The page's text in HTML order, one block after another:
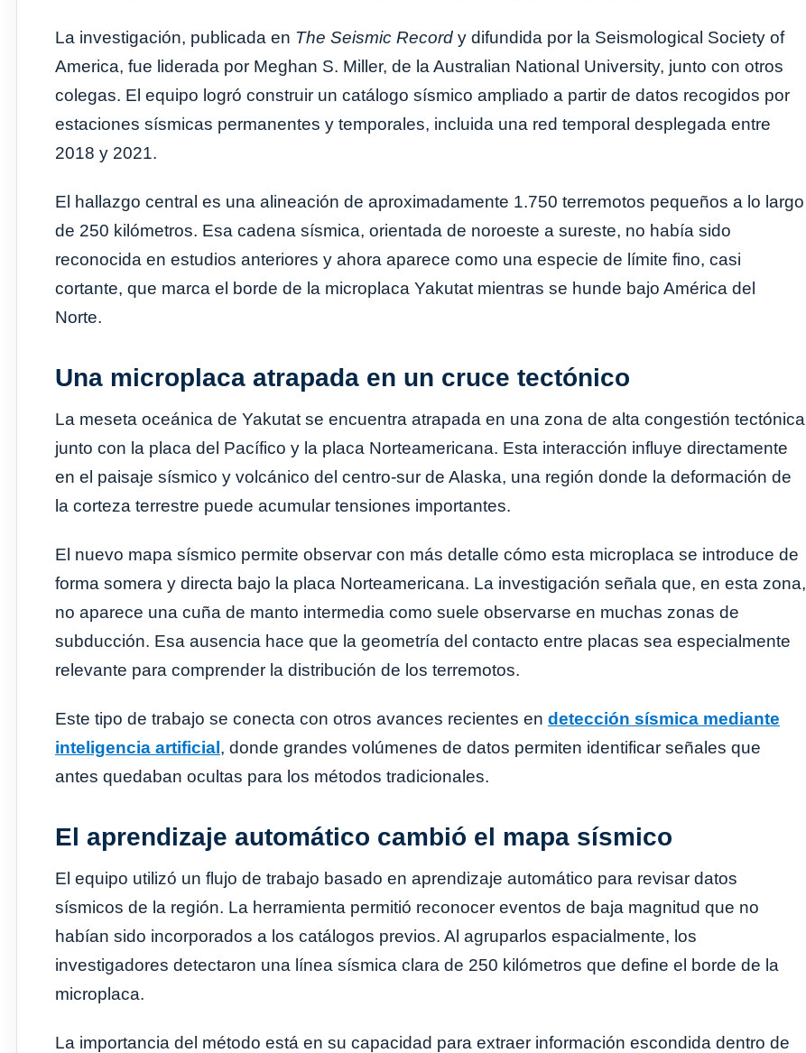
La investigación, publicada en The Seismic Record y difundida por la Seismological Society of
America, fue liderada por Meghan S. Miller, de la Australian National University, junto con otros
colegas. El equipo logró construir un catálogo sísmico ampliado a partir de datos recogidos por
estaciones sísmicas permanentes y temporales, incluida una red temporal desplegada entre
2018 y 2021.
El hallazgo central es una alineación de aproximadamente 1.750 terremotos pequeños a lo largo
de 250 kilómetros. Esa cadena sísmica, orientada de noroeste a sureste, no había sido
reconocida en estudios anteriores y ahora aparece como una especie de límite fino, casi
cortante, que marca el borde de la microplaca Yakutat mientras se hunde bajo América del
Norte.
Una microplaca atrapada en un cruce tectónico
La meseta oceánica de Yakutat se encuentra atrapada en una zona de alta congestión tectónica
junto con la placa del Pacífico y la placa Norteamericana. Esta interacción influye directamente
en el paisaje sísmico y volcánico del centro-sur de Alaska, una región donde la deformación de
la corteza terrestre puede acumular tensiones importantes.
El nuevo mapa sísmico permite observar con más detalle cómo esta microplaca se introduce de
forma somera y directa bajo la placa Norteamericana. La investigación señala que, en esta zona,
no aparece una cuña de manto intermedia como suele observarse en muchas zonas de
subducción. Esa ausencia hace que la geometría del contacto entre placas sea especialmente
relevante para comprender la distribución de los terremotos.
Este tipo de trabajo se conecta con otros avances recientes en detección sísmica mediante
inteligencia artificial, donde grandes volúmenes de datos permiten identificar señales que
antes quedaban ocultas para los métodos tradicionales.
El aprendizaje automático cambió el mapa sísmico
El equipo utilizó un flujo de trabajo basado en aprendizaje automático para revisar datos
sísmicos de la región. La herramienta permitió reconocer eventos de baja magnitud que no
habían sido incorporados a los catálogos previos. Al agruparlos espacialmente, los
investigadores detectaron una línea sísmica clara de 250 kilómetros que define el borde de la
microplaca.
La importancia del método está en su capacidad para extraer información escondida dentro de